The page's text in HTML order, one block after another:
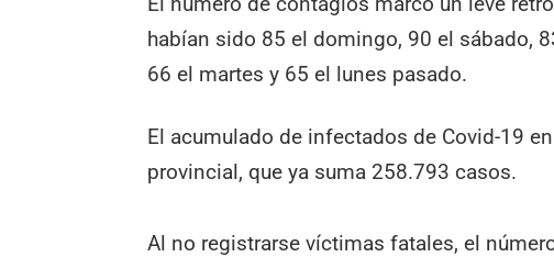
habían sido 85 el domingo, 90 el sábado,
66 el martes y 65 el lunes pasado.
El acumulado de infectados de Covid-19
provincial, que ya suma 258.793 casos.
Al no registrarse víctimas fatales, el